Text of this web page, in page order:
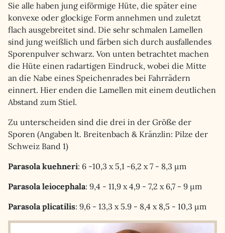
Sie alle haben jung eiförmige Hüte, die später eine
konvexe oder glockige Form annehmen und zuletzt
flach ausgebreitet sind. Die sehr schmalen Lamellen
sind jung weißlich und färben sich durch ausfallendes
Sporenpulver schwarz. Von unten betrachtet machen
die Hüte einen radartigen Eindruck, wobei die Mitte
an die Nabe eines Speichenrades bei Fahrrädern
einnert. Hier enden die Lamellen mit einem deutlichen
Abstand zum Stiel.
Zu unterscheiden sind die drei in der Größe der
Sporen (Angaben lt. Breitenbach & Kränzlin: Pilze der
Schweiz Band 1)
Parasola kuehneri: 6 -10,3 x 5,1 -6,2 x 7 - 8,3 µm
Parasola leiocephala: 9,4 - 11,9 x 4,9 - 7,2 x 6,7 - 9 µm
Parasola plicatilis: 9,6 - 13,3 x 5.9 - 8,4 x 8,5 - 10,3 µm